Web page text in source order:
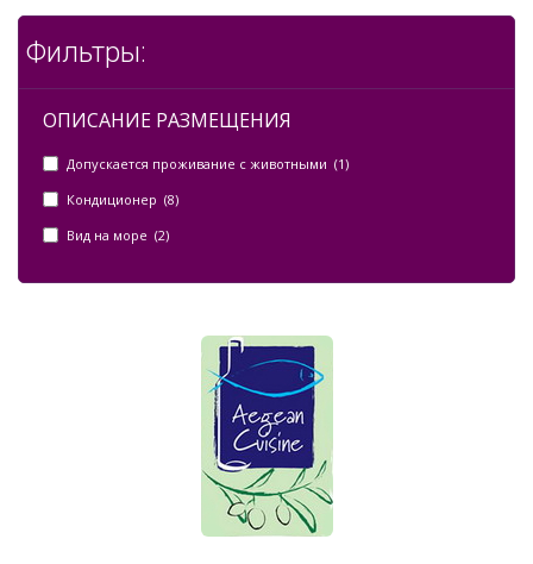
Фильтры:
ОПИСАНИЕ РАЗМЕЩЕНИЯ
Допускается проживание с животными (1)
Кондиционер (8)
Вид на море (2)